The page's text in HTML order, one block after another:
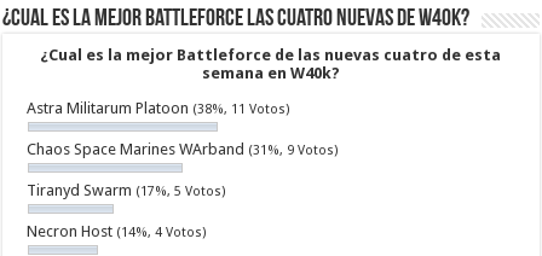
¿Cual es la mejor Battleforce las cuatro nuevas de W40k?
¿Cual es la mejor Battleforce de las nuevas cuatro de esta
semana en W40k?
Astra Militarum Platoon (38%, 11 Votos)
Chaos Space Marines WArband (31%, 9 Votos)
Tiranyd Swarm (17%, 5 Votos)
Necron Host (14%, 4 Votos)